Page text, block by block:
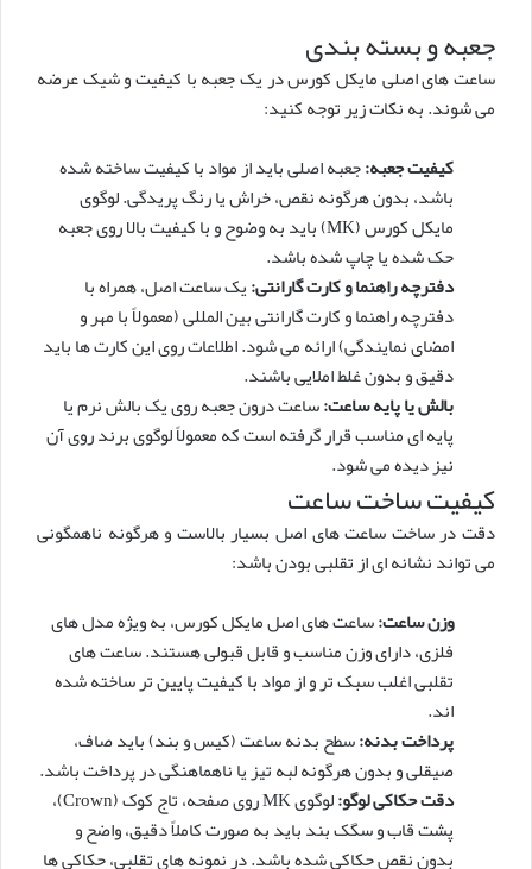
جعبه و بسته بندی
ساعت های اصلی مایکل کورس در یک جعبه با کیفیت و شیک عرضه
می شوند. به نکات زیر توجه کنید:
کیفیت جعبه:جعبه اصلی باید از مواد با کیفیت ساخته شده
باشد، بدون هرگونه نقص، خراش یا رنگ پریدگی. لوگوی
مایکل کورس (MK) باید به وضوح و با کیفیت بالا روی جعبه
حک شده یا چاپ شده باشد.
دفترچه راهنما و کارت گارانتی:یک ساعت اصل، همراه با
دفترچه راهنما و کارت گارانتی بین المللی (معمولاً با مهر و
امضای نمایندگی) ارائه می شود. اطلاعات روی این کارت ها باید
دقیق و بدون غلط املایی باشند.
بالش یا پایه ساعت:ساعت درون جعبه روی یک بالش نرم یا
پایه ای مناسب قرار گرفته است که معمولاً لوگوی برند روی آن
نیز دیده می شود.
کیفیت ساخت ساعت
دقت در ساخت ساعت های اصل بسیار بالاست و هرگونه ناهمگونی
می تواند نشانه ای از تقلبی بودن باشد:
وزن ساعت:ساعت های اصل مایکل کورس، به ویژه مدل های
فلزی، دارای وزن مناسب و قابل قبولی هستند. ساعت های
تقلبی اغلب سبک تر و از مواد با کیفیت پایین تر ساخته شده
اند.
پرداخت بدنه:سطح بدنه ساعت (کیس و بند) باید صاف،
صیقلی و بدون هرگونه لبه تیز یا ناهماهنگی در پرداخت باشد.
دقت حکاکی لوگو:
لوگوی MK روی صفحه، تاج کوک (Crown)،
پشت قاب و سگک بند باید به صورت کاملاً دقیق، واضح و
بدون نقص حکاکی شده باشد. در نمونه های تقلبی، حکاکی ها